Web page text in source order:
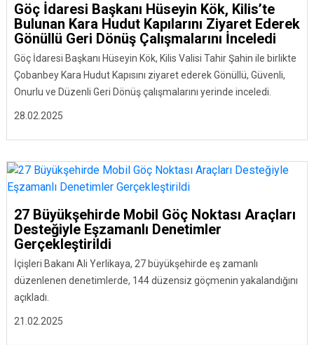
28.02.2025
Göç İdaresi Başkanı Hüseyin Kök, Kilis’te
Bulunan Kara Hudut Kapılarını Ziyaret Ederek
Gönüllü Geri Dönüş Çalışmalarını İnceledi
Göç İdaresi Başkanı Hüseyin Kök, Kilis Valisi Tahir Şahin ile birlikte
Çobanbey Kara Hudut Kapısını ziyaret ederek Gönüllü, Güvenli,
Onurlu ve Düzenli Geri Dönüş çalışmalarını yerinde inceledi.
21.02.2025
27 Büyükşehirde Mobil Göç Noktası Araçları
Desteğiyle Eşzamanlı Denetimler
Gerçekleştirildi
İçişleri Bakanı Ali Yerlikaya, 27 büyükşehirde eş zamanlı
düzenlenen denetimlerde, 144 düzensiz göçmenin yakalandığını
açıkladı.